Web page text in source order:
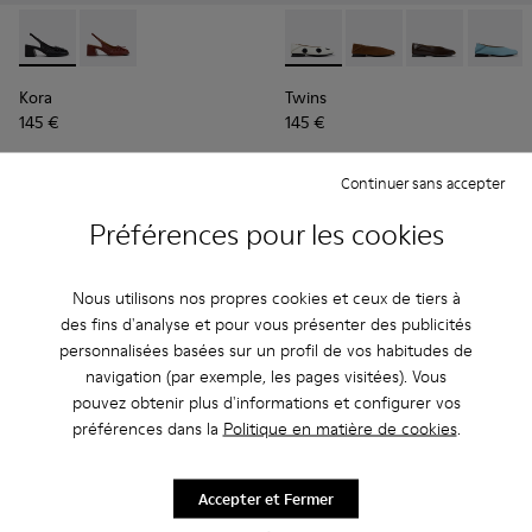
Préférences pour les cookies
Nous utilisons nos propres cookies et ceux de tiers à
des fins d'analyse et pour vous présenter des publicités
personnalisées basées sur un profil de vos habitudes de
navigation (par exemple, les pages visitées). Vous
pouvez obtenir plus d'informations et configurer vos
préférences dans la Politique en matière de cookies.
Continuer sans accepter
Accepter et Fermer
Kora - K201896-001 - Chaussures semi-ouvertes en cuir
Kora - K201896-002
Kora
145 €
Twins - K201253-049 -
Twins - K201253-058
Twins -Twins
Twins
145 €
Ajouter